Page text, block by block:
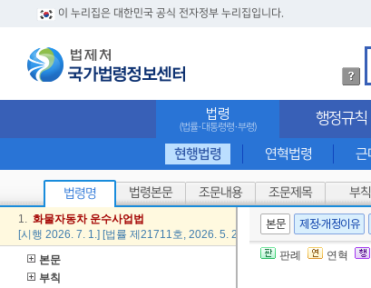
이 누리집은 대한민국 공식 전자정부 누리집입니다.
법
령
검
색
세
내
용
확
인
법령
(법률·대통령령·부령)
현행법령 연혁법령 근
행정규칙
법령명 법령본문 조문내용 조문제목 부칙
1. 화물자동차 운수사업법
[시행 2026. 7. 1.] [법률 제21711호, 2026. 5. 29., 일부개정]
본문
부칙
본문 제정·개정이유
판례 연혁